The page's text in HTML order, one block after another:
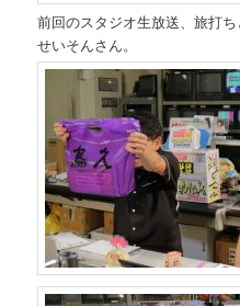
前回のスタジオ生放送、旅打
せいそんさん。